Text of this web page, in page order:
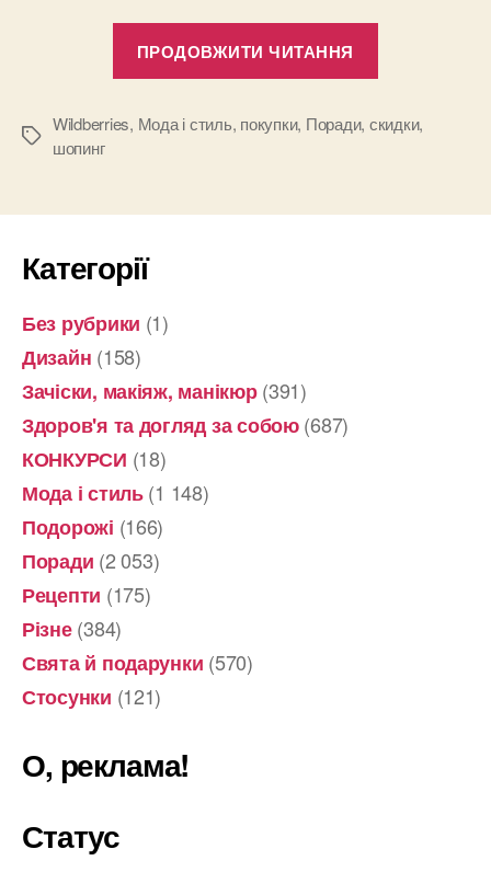
ПРОДОВЖИТИ ЧИТАННЯ
в
день!”
Позначки
Wildberries, Мода і стиль, покупки, Поради, скидки,
шопинг
Категорії
Без рубрики (1)
Дизайн (158)
Зачіски, макіяж, манікюр(391)
Здоров'я та догляд за собою(687)
КОНКУРСИ (18)
Мода і стиль(1 148)
Подорожі (166)
Поради (2 053)
Рецепти (175)
Різне(384)
Свята й подарунки (570)
Стосунки (121)
О, реклама!
Статус